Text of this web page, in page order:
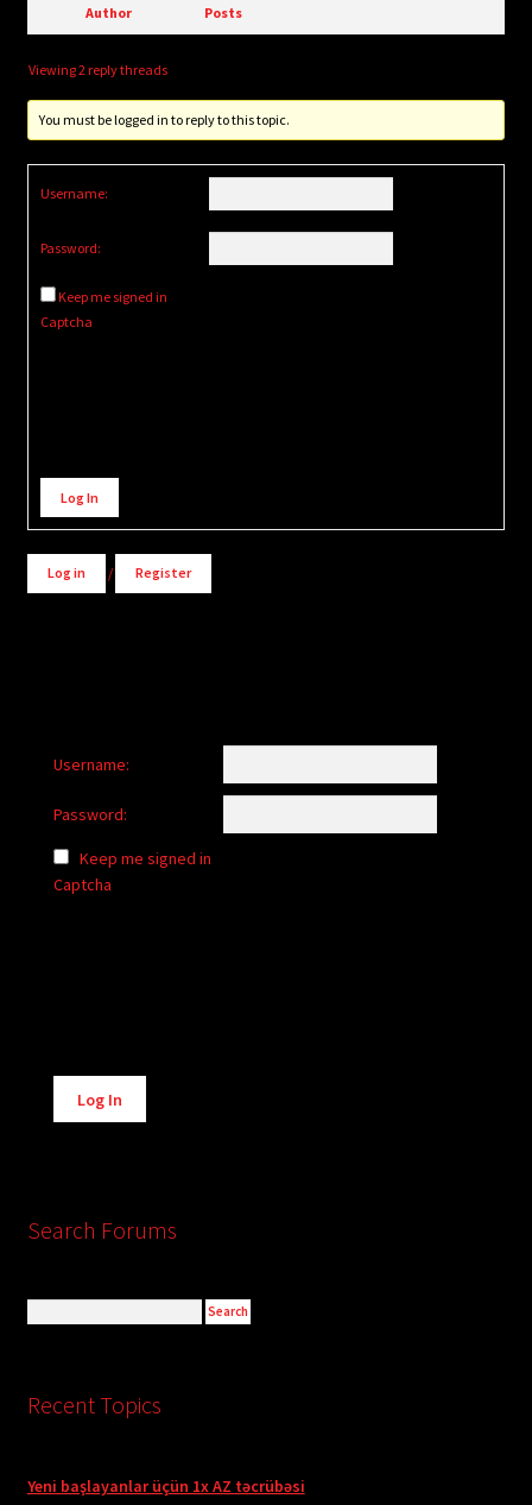
Author Posts
Viewing 2 reply threads
You must be logged in to reply to this topic.
Username:
Password:
Keep me signed in
Captcha
Alternative:
Log In
Log in / Register
Username:
Password:
Keep me signed in
Captcha
Alternative:
Log In
Search Forums
Recent Topics
Yeni başlayanlar üçün 1x AZ təcrübəsi